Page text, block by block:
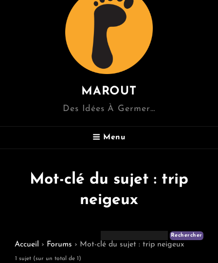
MAROUT
Des Idées À Germer…
Menu
Mot-clé du sujet : trip
neigeux
Accueil › Forums › Mot-clé du sujet : trip neigeux
1 sujet (sur un total de 1)